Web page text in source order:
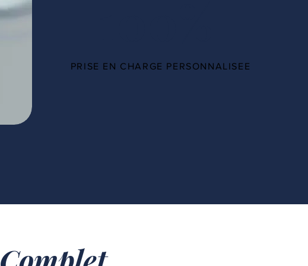
PRISE EN CHARGE PERSONNALISEE